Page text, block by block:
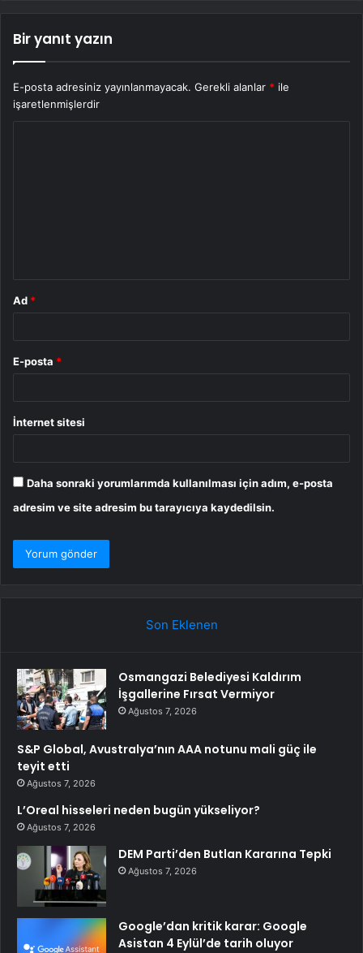
Bir yanıt yazın
E-posta adresiniz yayınlanmayacak. Gerekli alanlar * ile
işaretlenmişlerdir
Ad *
E-posta *
İnternet sitesi
Daha sonraki yorumlarımda kullanılması için adım, e-posta
adresim ve site adresim bu tarayıcıya kaydedilsin.
Son Eklenen
Osmangazi Belediyesi Kaldırım
İşgallerine Fırsat Vermiyor
Ağustos 7, 2026
S&P Global, Avustralya’nın AAA notunu mali güç ile
teyit etti
Ağustos 7, 2026
L’Oreal hisseleri neden bugün yükseliyor?
Ağustos 7, 2026
DEM Parti’den Butlan Kararına Tepki
Ağustos 7, 2026
Google’dan kritik karar: Google
Asistan 4 Eylül’de tarih oluyor